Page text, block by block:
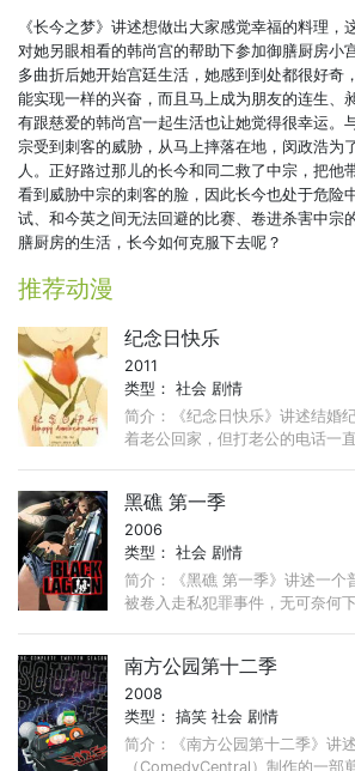
《长今之梦》讲述想做出大家感觉幸福的料理，
对她另眼相看的韩尚宫的帮助下参加御膳厨房小
多曲折后她开始宫廷生活，她感到到处都很好奇
能实现一样的兴奋，而且马上成为朋友的连生、
有跟慈爱的韩尚宫一起生活也让她觉得很幸运。
宗受到刺客的威胁，从马上摔落在地，闵政浩为
人。正好路过那儿的长今和同二救了中宗，把他
看到威胁中宗的刺客的脸，因此长今也处于危险
试、和今英之间无法回避的比赛、卷进杀害中宗
膳厨房的生活，长今如何克服下去呢？
推荐动漫
纪念日快乐
2011
类型：社会 剧情
简介：《纪念日快乐》讲述结婚
着老公回家，但打老公的电话一
黑礁 第一季
2006
类型：社会 剧情
简介：《黑礁 第一季》讲述一个
被卷入走私犯罪事件，无可奈何
南方公园第十二季
2008
类型：搞笑 社会 剧情
简介：《南方公园第十二季》讲
（ComedyCentral）制作的一部